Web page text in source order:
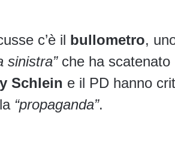
c’è il bullometro,
sinistra”che ha scatenato
Schlein e il PD hanno
“propaganda”.